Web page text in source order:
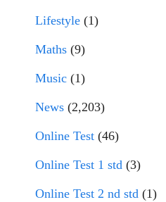
Lifestyle (1)
Maths (9)
Music (1)
News (2,203)
Online Test (46)
Online Test 1 std (3)
Online Test 2 nd std (1)